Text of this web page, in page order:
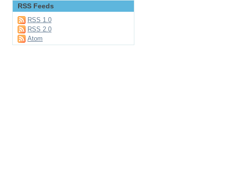
RSS Feeds
RSS 1.0
RSS 2.0
Atom